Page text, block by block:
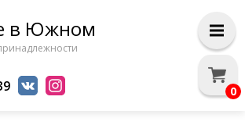
в Южном
0